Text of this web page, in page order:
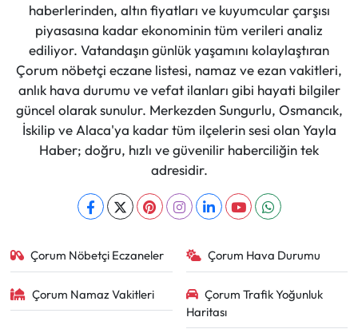
haberlerinden, altın fiyatları ve kuyumcular çarşısı
piyasasına kadar ekonominin tüm verileri analiz
ediliyor. Vatandaşın günlük yaşamını kolaylaştıran
Çorum nöbetçi eczane listesi, namaz ve ezan vakitleri,
anlık hava durumu ve vefat ilanları gibi hayati bilgiler
güncel olarak sunulur. Merkezden Sungurlu, Osmancık,
İskilip ve Alaca'ya kadar tüm ilçelerin sesi olan Yayla
Haber; doğru, hızlı ve güvenilir haberciliğin tek
adresidir.
Çorum Nöbetçi Eczaneler Çorum Hava Durumu
Çorum Namaz Vakitleri
Çorum Trafik Yoğunluk
Haritası